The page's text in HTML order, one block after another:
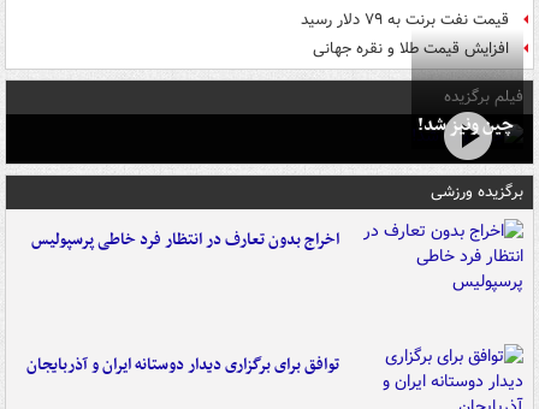
قیمت نفت برنت به ۷۹ دلار رسید
افزایش قیمت طلا و نقره جهانی
فیلم برگزیده
چین ونیز شد!
برگزیده ورزشی
اخراج بدون تعارف در انتظار فرد خاطی پرسپولیس
توافق برای برگزاری دیدار دوستانه ایران و آذربایجان